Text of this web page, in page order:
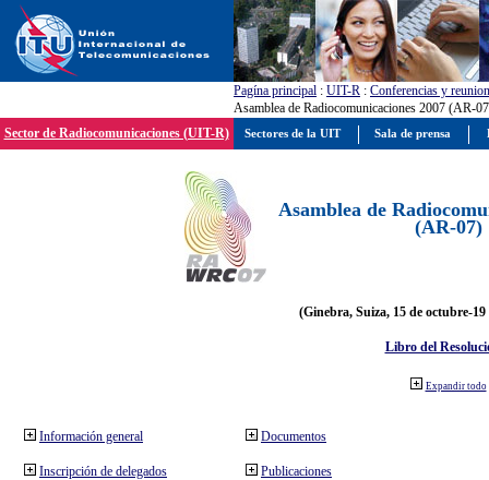
Pagína principal : UIT-R : Conferencias y
Asamblea de Radiocomunicaciones 2007 (AR-
Sector de Radiocomunicaciones (UIT-R)
Asamblea de
(AR-07)
(Ginebra, Suiza, 15 de octubre-19
Libro del
Expandir todo
Información general
Inscripción de delegados
Documentos
Publicaciones
Sectores de la UIT Sala de prensa